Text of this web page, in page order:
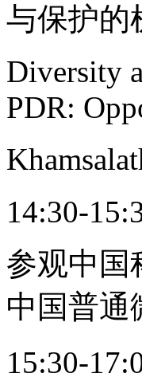
与保护的
Diversity
PDR:
14:30-
参观中国
中国普通
15:30-